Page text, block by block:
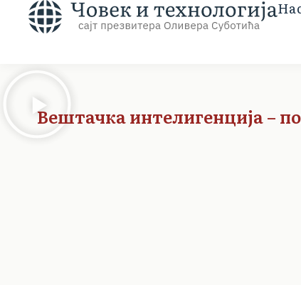
Вештачка интелигенција –